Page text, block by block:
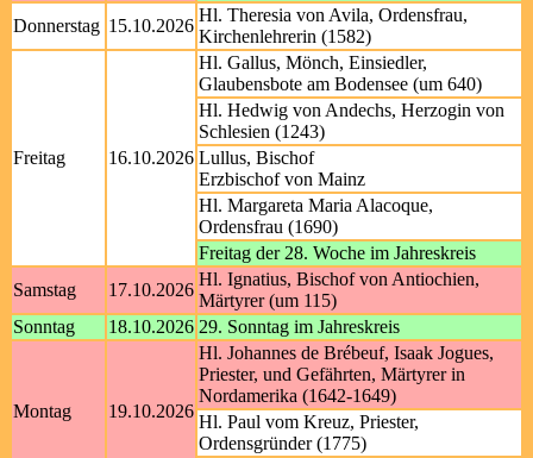
Donnerstag 15.10.2026
Hl. Theresia von Avila, Ordensfrau,
Kirchenlehrerin (1582)
Freitag 16.10.2026
Hl. Gallus, Mönch, Einsiedler,
Glaubensbote am Bodensee (um 640)
Hl. Hedwig von Andechs, Herzogin von
Schlesien (1243)
Lullus, Bischof
Erzbischof von Mainz
Hl. Margareta Maria Alacoque,
Ordensfrau (1690)
Freitag der 28. Woche im Jahreskreis
Samstag
17.10.2026
Hl. Ignatius, Bischof von Antiochien,
Märtyrer (um 115)
Sonntag
18.10.2026 29. Sonntag im Jahreskreis
Montag 19.10.2026
Hl. Johannes de Brébeuf, Isaak Jogues,
Priester, und Gefährten, Märtyrer in
Nordamerika (1642-1649)
Hl. Paul vom Kreuz, Priester,
Ordensgründer (1775)